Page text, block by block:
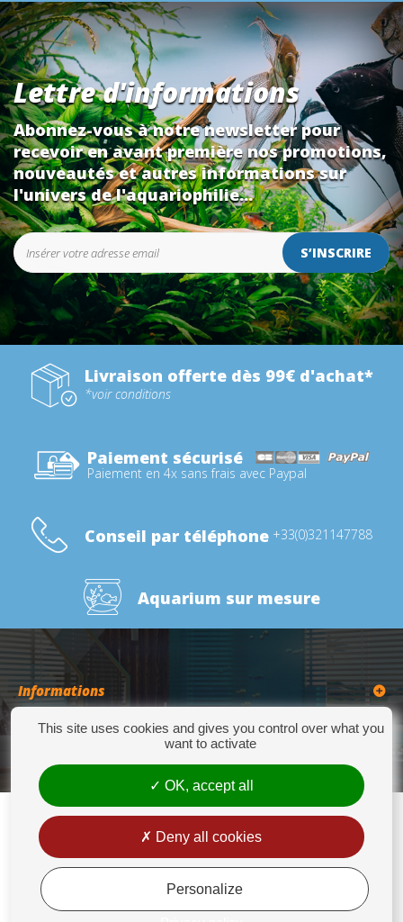
Lettre d'informations
Abonnez-vous à notre newsletter pour
recevoir en avant première nos promotions,
nouveautés et autres informations sur
l'univers de l'aquariophilie...
S’INSCRIRE
Livraison offerte dès 99€ d'achat*
*voir conditions
Paiement sécurisé
Paiement en 4x sans frais avec Paypal
Conseil par téléphone +33(0)321147788
Aquarium sur mesure
Informations
Catégories
276 Quater Route de la Bassée - 62300 LENS - Tél : +33(0)3 21 14 77 88 - Fax:
+33(0)3 21 14 77 89 - europrix@wanadoo.fr
Mentions légales
This site uses cookies and gives you control over what you
want to activate
OK, accept all
Deny all cookies
Personalize